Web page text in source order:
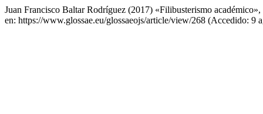
Juan Francisco Baltar Rodríguez (2017) «Filibusterismo académico»,
en: https://www.glossae.eu/glossaeojs/article/view/268 (Accedido: 9